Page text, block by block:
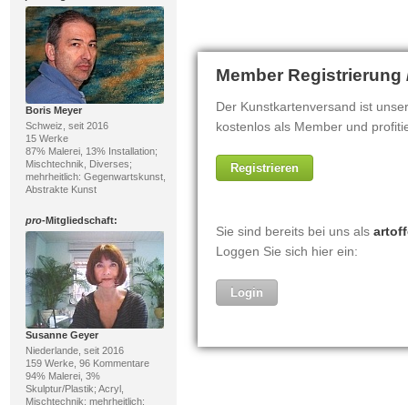
Boris Meyer
Schweiz, seit 2016
15 Werke
87% Malerei, 13% Installation;
Mischtechnik, Diverses;
mehrheitlich: Gegenwartskunst,
Abstrakte Kunst
pro-Mitgliedschaft:
Susanne Geyer
Niederlande, seit 2016
159 Werke, 96 Kommentare
94% Malerei, 3%
Skulptur/Plastik; Acryl,
Mischtechnik; mehrheitlich: